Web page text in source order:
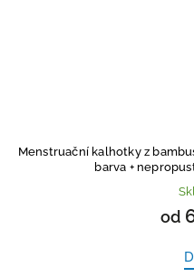
Menstruační kalhotky z
barva +
od